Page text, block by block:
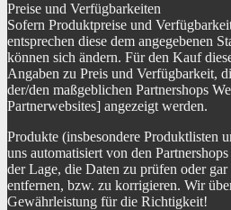
Preise und Verfügbarkeiten
Sofern Produktpreise und
entsprechen diese dem angegebenen
können sich ändern. Für den Kauf
Angaben zu Preis und Verfügbarkeit,
der/den maßgeblichen Partnershops
Partnerwebsites] angezeigt werden.
Produkte (insbesondere Produktlisten
uns automatisiert von den
der Lage, die Daten zu prüfen oder
entfernen, bzw. zu korrigieren. Wir
Gewährleistung für die Richtigkeit!